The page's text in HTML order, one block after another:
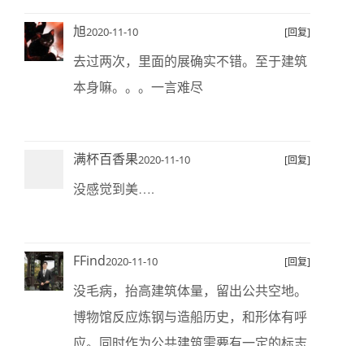
旭2020-11-10 [回复]
去过两次，里面的展确实不错。至于建筑
本身嘛。。。一言难尽
满杯百香果2020-11-10 [回复]
没感觉到美….
FFind2020-11-10 [回复]
没毛病，抬高建筑体量，留出公共空地。
博物馆反应炼钢与造船历史，和形体有呼
应。同时作为公共建筑需要有一定的标志